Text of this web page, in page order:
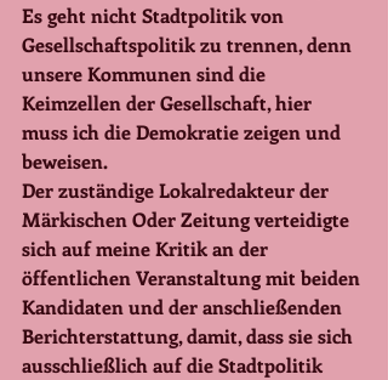
Es geht nicht Stadtpolitik von
Gesellschaftspolitik zu trennen, denn
unsere Kommunen sind die
Keimzellen der Gesellschaft, hier
muss ich die Demokratie zeigen und
beweisen.
Der zuständige Lokalredakteur der
Märkischen Oder Zeitung verteidigte
sich auf meine Kritik an der
öffentlichen Veranstaltung mit beiden
Kandidaten und der anschließenden
Berichterstattung, damit, dass sie sich
ausschließlich auf die Stadtpolitik